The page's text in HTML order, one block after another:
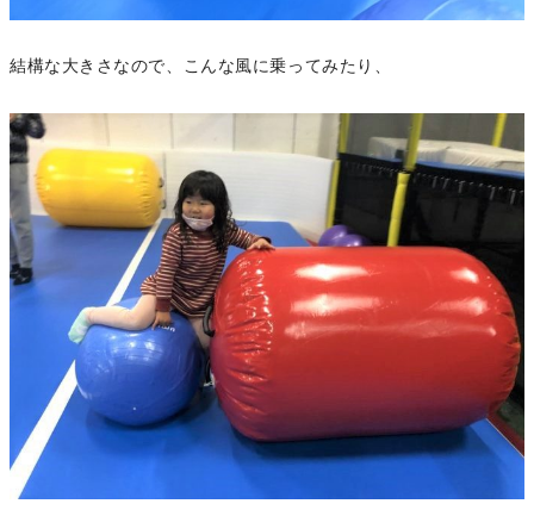
結構な大きさなので、こんな風に乗ってみたり、